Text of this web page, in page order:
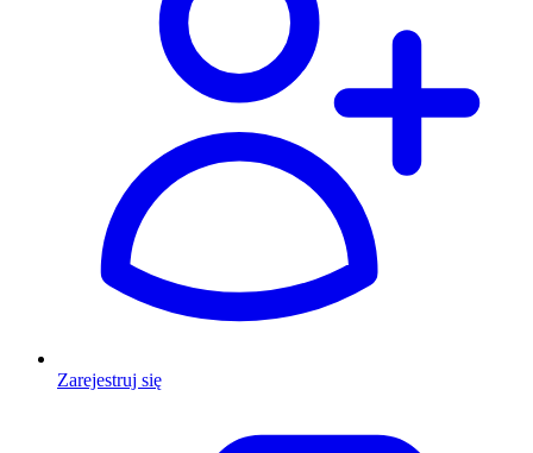
Zarejestruj się